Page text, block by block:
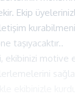
Ekip
taşıyacaktır..
ekibinizi